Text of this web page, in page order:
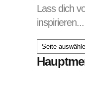
Lass dich
inspirieren...